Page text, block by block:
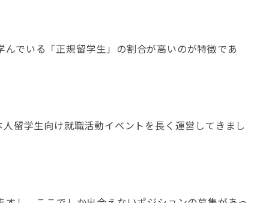
でいる「正規留学生」の割合が高いのが特徴であ
留学生向け就職活動イベントを長く運営してきまし